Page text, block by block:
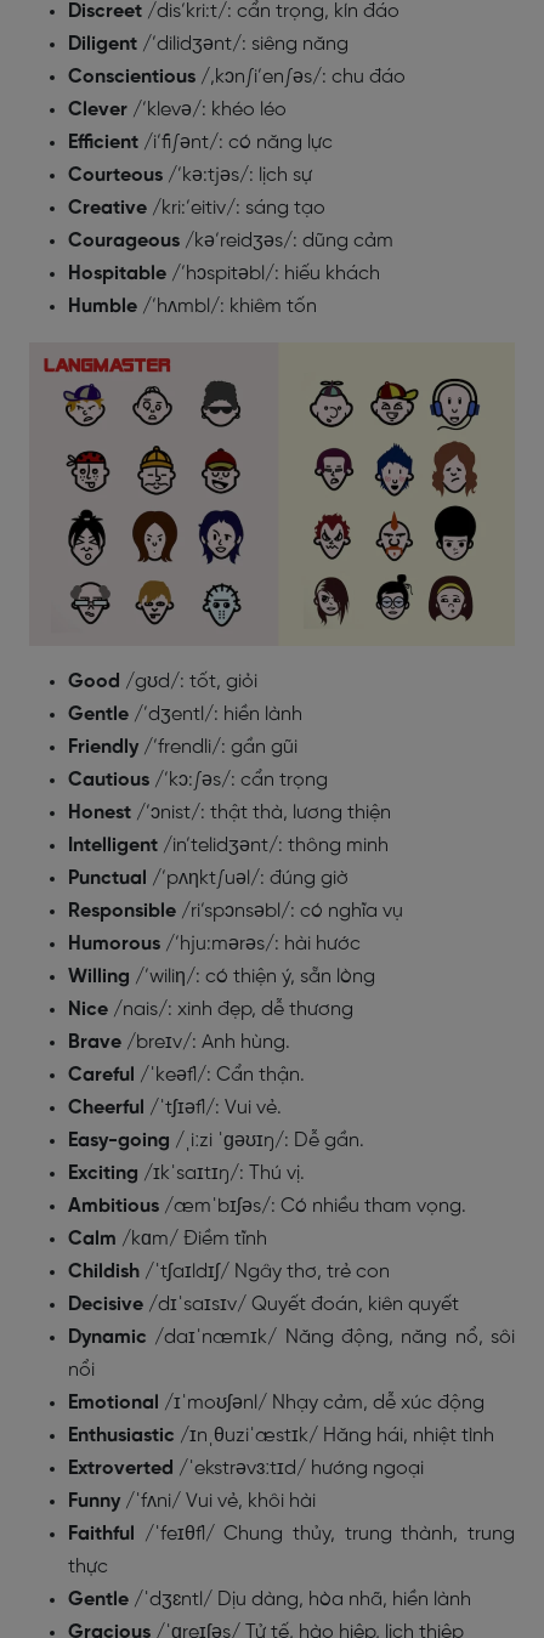
Discreet /dis’kri:t/: cẩn trọng, kín đáo
Diligent /’dilidʒənt/: siêng năng
Conscientious /,kɔn∫i’en∫əs/: chu đáo
Clever /’klevə/: khéo léo
Efficient /i’fi∫ənt/: có năng lực
Courteous /’kə:tjəs/: lịch sự
Creative /kri:’eitiv/: sáng tạo
Courageous /kə’reidʒəs/: dũng cảm
Hospitable /’hɔspitəbl/: hiếu khách
Humble /’hʌmbl/: khiêm tốn
Good /gʊd/: tốt, giỏi
Gentle /’dʒentl/: hiền lành
Friendly /’frendli/: gần gũi
Cautious /’kɔ:∫əs/: cẩn trọng
Honest /’ɔnist/: thật thà, lương thiện
Intelligent /in’telidʒənt/: thông minh
Punctual /’pʌηkt∫uəl/: đúng giờ
Responsible /ri’spɔnsəbl/: có nghĩa vụ
Humorous /’hju:mərəs/: hài hước
Willing /’wiliη/: có thiện ý, sẵn lòng
Nice /nais/: xinh đẹp, dễ thương
Brave /breɪv/: Anh hùng.
Careful /ˈkeəfl/: Cẩn thận.
Cheerful /ˈtʃɪəfl/: Vui vẻ.
Easy-going /ˌiːzi ˈɡəʊɪŋ/: Dễ gần.
Exciting /ɪkˈsaɪtɪŋ/: Thú vị.
Ambitious /æmˈbɪʃəs/: Có nhiều tham vọng.
Calm /kɑm/ Điềm tĩnh
Childish /ˈtʃaɪldɪʃ/ Ngây thơ, trẻ con
Decisive /dɪˈsaɪsɪv/ Quyết đoán, kiên quyết
Dynamic /daɪˈnæmɪk/ Năng động, năng nổ, sôi
nổi
Emotional /ɪˈmoʊʃənl/ Nhạy cảm, dễ xúc động
Enthusiastic /ɪnˌθuziˈæstɪk/ Hăng hái, nhiệt tình
Extroverted /ˈekstrəvɜːtɪd/ hướng ngoại
Funny /ˈfʌni/ Vui vẻ, khôi hài
Faithful
/ˈfeɪθfl/ Chung thủy, trung thành, trung
thực
Gentle /ˈdʒɛntl/ Dịu dàng, hòa nhã, hiền lành
Gracious /ˈɡreɪʃəs/ Tử tế, hào hiệp, lịch thiệp